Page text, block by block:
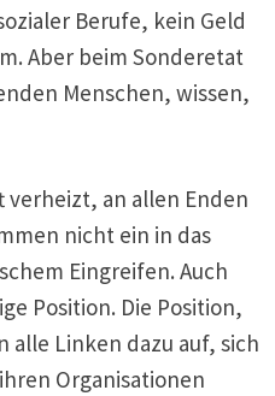
Berufe, kein Geld
Aber beim Sonderetat
Menschen, wissen,
verheizt, an allen Enden
nicht ein in das
Eingreifen. Auch
Position. Die Position,
alle Linken dazu auf, sich
Organisationen